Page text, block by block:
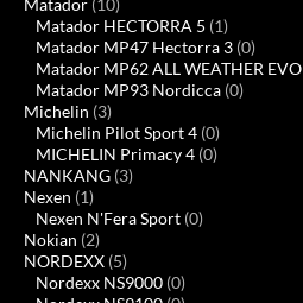
Matador (10)
Matador HECTORRA 5 (1)
Matador MP47 Hectorra 3 (0)
Matador MP62 ALL WEATHER EVO
Matador MP93 Nordicca (0)
Michelin (3)
Michelin Pilot Sport 4 (0)
MICHELIN Primacy 4 (0)
NANKANG (3)
Nexen (1)
Nexen N'Fera Sport (0)
Nokian (2)
NORDEXX (5)
Nordexx NS9000 (0)